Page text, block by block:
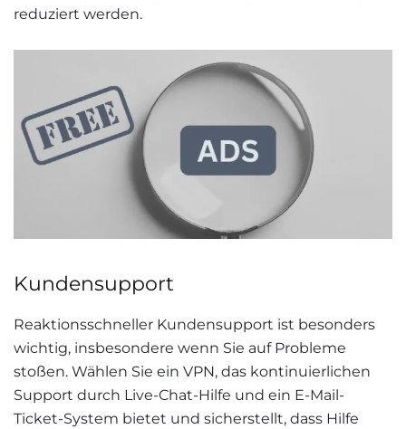
reduziert werden.
Kundensupport
Reaktionsschneller Kundensupport ist besonders
wichtig, insbesondere wenn Sie auf Probleme
stoßen. Wählen Sie ein VPN, das kontinuierlichen
Support durch Live-Chat-Hilfe und ein E-Mail-
Ticket-System bietet und sicherstellt, dass Hilfe